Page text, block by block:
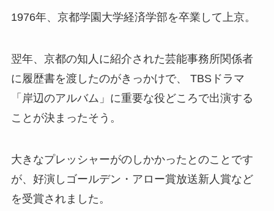
1976年、京都学園大学経済学部を卒業して上京。
翌年、京都の知人に紹介された芸能事務所関係者
に履歴書を渡したのがきっかけで、 TBSドラマ
「岸辺のアルバム」に重要な役どころで出演する
ことが決まったそう。
大きなプレッシャーがのしかかったとのことです
が、好演しゴールデン・アロー賞放送新人賞など
を受賞されました。